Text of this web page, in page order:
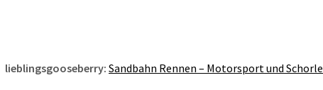
lieblingsgooseberry: Sandbahn Rennen – Motorsport und Schorle